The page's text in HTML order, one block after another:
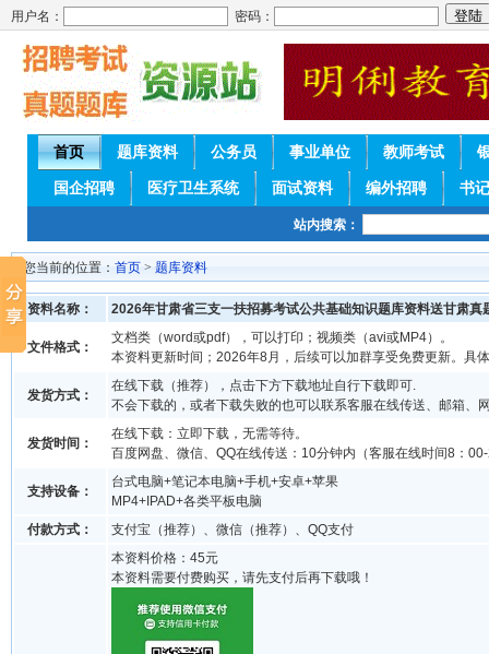
用户名： 密码：
首页 题库资料 公务员 事业单位 教师考试
国企招聘 医疗卫生系统 面试资料 编外招聘 书
站内搜索：
您当前的位置： 首页 > 题库资料
资料名称： 2026年甘肃省三支一扶招募考试公共基础知识题库资料送甘肃真
文件格式：
文档类（word或pdf），可以打印；视频类（avi或MP4）。
本资料更新时间；2026年8月，后续可以加群享受免费更新。具
发货方式：
在线下载（推荐），点击下方下载地址自行下载即可.
不会下载的，或者下载失败的也可以联系客服在线传送、邮箱、
发货时间：
在线下载：立即下载，无需等待。
百度网盘、微信、QQ在线传送：10分钟内（客服在线时间8：
支持设备：
台式电脑+笔记本电脑+手机+安卓+苹果
MP4+IPAD+各类平板电脑
付款方式：
支付宝（推荐）、微信（推荐）、QQ支付
本资料价格：45元
本资料需要付费购买，请先支付后再下载哦！